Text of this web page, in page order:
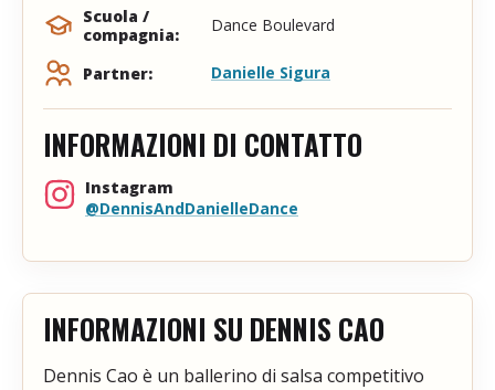
Scuola /
compagnia:
Dance Boulevard
Partner: Danielle Sigura
INFORMAZIONI DI CONTATTO
Instagram
@DennisAndDanielleDance
INFORMAZIONI SU DENNIS CAO
Dennis Cao è un ballerino di salsa competitivo